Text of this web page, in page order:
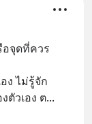
อจุดที่ควร
ตัวเอง ต...